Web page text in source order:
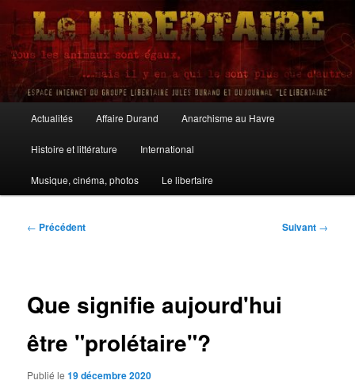
Aller
contenu
principalLe Libertaire
principal
Actualités Affaire Durand Anarchisme au Havre
Histoire et littérature International
Musique, cinéma, photos Le libertaire
Navigation
← Précédent Suivant →
Que signifie aujourd'hui
être "prolétaire"?
Publié le19 décembre 2020